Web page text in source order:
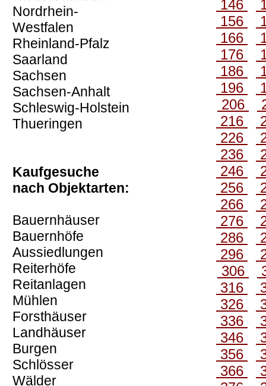
Nordrhein-
Westfalen
Rheinland-Pfalz
Saarland
Sachsen
Sachsen-Anhalt
Schleswig-Holstein
Thueringen
Kaufgesuche
nach Objektarten:
Bauernhäuser
Bauernhöfe
Aussiedlungen
Reiterhöfe
Reitanlagen
Mühlen
Forsthäuser
Landhäuser
Burgen
Schlösser
Wälder
146
156
166
176
186
196
206
216
226
236
246
256
266
276
286
296
306
316
326
336
346
356
366